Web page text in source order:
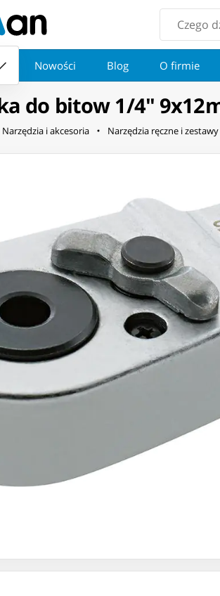
Nowości Blog O firmie
do bitow 1/4"
Narzędzia i akcesoria Narzędzia ręczne i zestawy